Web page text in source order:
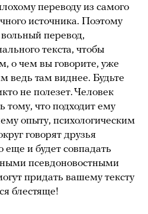
переводу из самого
источника. Поэтому
перевод,
текста, чтобы
о чем вы говорите, уже
ведь там виднее. Будьте
не полезет. Человек
тому, что подходит ему
опыту, психологическим
говорят друзья
еще и будет совпадать
псевдоновостными
придать вашему тексту
блестяще!